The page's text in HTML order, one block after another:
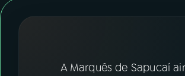
FESTIVAL DE MÚSICA
A Marquês de Sapucaí